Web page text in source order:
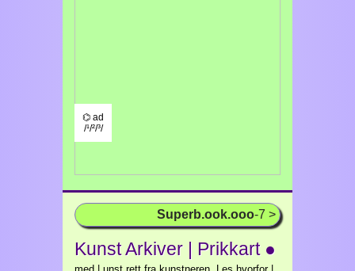
⌬ ad
/¹/²/³/
Superb.ook.ooo-7 >
Kunst Arkiver | Prikkart ●